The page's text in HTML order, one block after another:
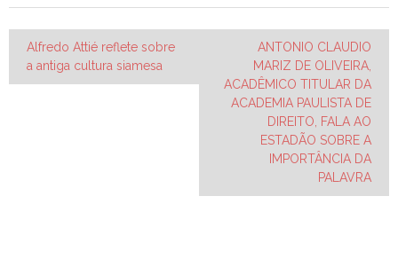
Navegação
de
Alfredo Attié reflete sobre
a antiga cultura siamesa
ANTONIO CLAUDIO
MARIZ DE OLIVEIRA,
ACADÊMICO TITULAR DA
ACADEMIA PAULISTA DE
DIREITO, FALA AO
ESTADÃO SOBRE A
IMPORTÂNCIA DA
PALAVRA